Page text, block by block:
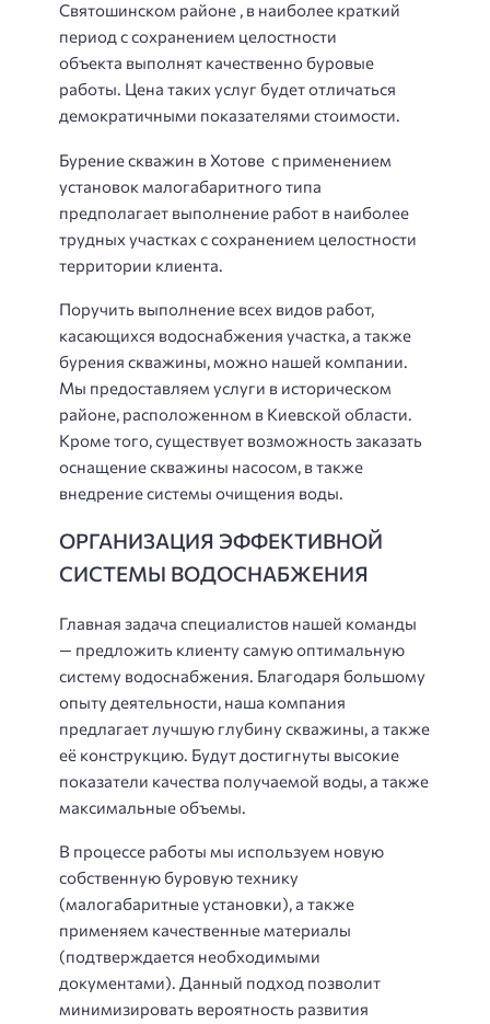
Святошинском районе , в наиболее краткий
период с сохранением целостности
объекта выполнят качественно буровые
работы. Цена таких услуг будет отличаться
демократичными показателями стоимости.
Бурение скважин вХотове с применением
установок малогабаритного типа
предполагает выполнение работ в наиболее
трудных участках с сохранением целостности
территории клиента.
Поручить выполнение всех видов работ,
касающихся водоснабжения участка, а также
бурения скважины, можно нашей компании.
Мы предоставляем услуги в историческом
районе, расположенном в Киевской области.
Кроме того, существует возможность заказать
оснащение скважины насосом, в также
внедрение системы очищения воды.
ОРГАНИЗАЦИЯ ЭФФЕКТИВНОЙ
СИСТЕМЫ ВОДОСНАБЖЕНИЯ
Главная задача специалистов нашей команды
— предложить клиенту самую оптимальную
систему водоснабжения. Благодаря большому
опыту деятельности, наша компания
предлагает лучшую глубину скважины, а также
её конструкцию. Будут достигнуты высокие
показатели качества получаемой воды, а также
максимальные объемы.
В процессе работы мы используем новую
собственную буровую технику
(малогабаритные установки), а также
применяем качественные материалы
(подтверждается необходимыми
документами). Данный подход позволит
минимизировать вероятность развития